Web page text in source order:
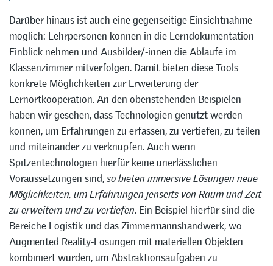
Darüber hinaus ist auch eine gegenseitige Einsichtnahme
möglich: Lehrpersonen können in die Lerndokumentation
Einblick nehmen und Ausbilder/-innen die Abläufe im
Klassenzimmer mitverfolgen. Damit bieten diese Tools
konkrete Möglichkeiten zur Erweiterung der
Lernortkooperation. An den obenstehenden Beispielen
haben wir gesehen, dass Technologien genutzt werden
können, um Erfahrungen zu erfassen, zu vertiefen, zu teilen
und miteinander zu verknüpfen. Auch wenn
Spitzentechnologien hierfür keine unerlässlichen
Voraussetzungen sind,so bieten immersive Lösungen neue
Möglichkeiten, um Erfahrungen jenseits von Raum und Zeit
zu erweitern und zu vertiefen. Ein Beispiel hierfür sind die
Bereiche Logistik und das Zimmermannshandwerk, wo
Augmented Reality-Lösungen mit materiellen Objekten
kombiniert wurden, um Abstraktionsaufgaben zu